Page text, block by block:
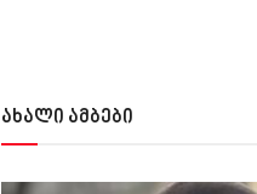
ახალი ამბები